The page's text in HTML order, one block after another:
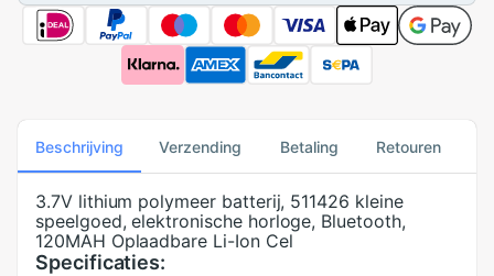
Beschrijving Verzending Betaling Retouren
3.7V lithium polymeer batterij, 511426 kleine
speelgoed, elektronische horloge, Bluetooth,
120MAH Oplaadbare Li-Ion Cel
Specificaties: